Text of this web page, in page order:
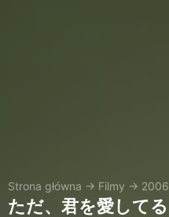
Strona główna → Filmy → 2006
ただ、君を愛してる